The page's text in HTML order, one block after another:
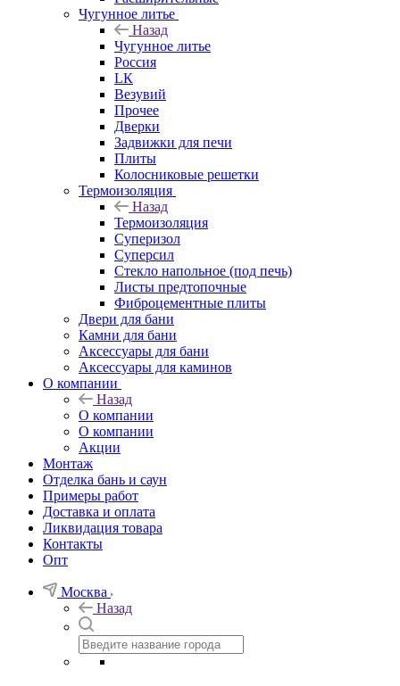
Чугунное литье
Назад
Чугунное литье
Россия
LК
Везувий
Прочее
Дверки
Задвижки для печи
Плиты
Колосниковые решетки
Термоизоляция
Назад
Термоизоляция
Суперизол
Суперсил
Стекло напольное (под печь)
Листы предтопочные
Фиброцементные плиты
Двери для бани
Камни для бани
Аксессуары для бани
Аксессуары для каминов
О компании
Назад
О компании
О компании
Акции
Монтаж
Отделка бань и саун
Примеры работ
Доставка и оплата
Ликвидация товара
Контакты
Опт
Москва
Назад